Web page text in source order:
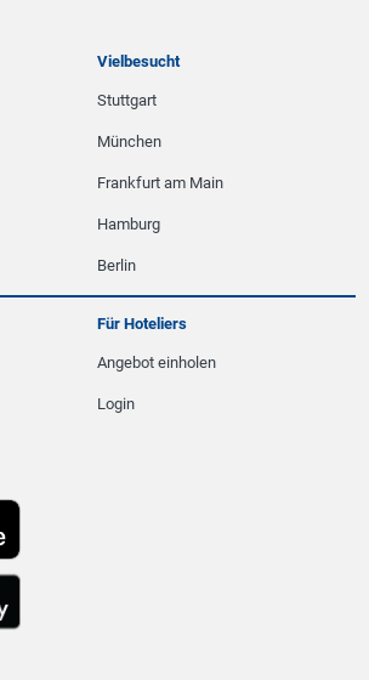
Vielbesucht
Stuttgart
München
Frankfurt am Main
Hamburg
Berlin
Für Hoteliers
Angebot einholen
Login